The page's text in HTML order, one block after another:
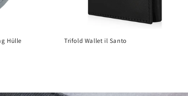
Hülle Trifold Wallet il Santo